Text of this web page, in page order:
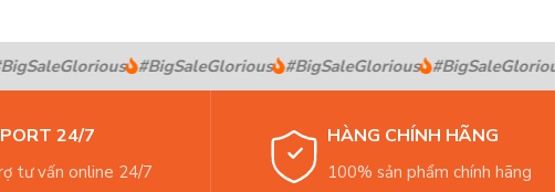
#BigSaleGlorious #BigSaleGlorious #BigSaleGlorious
24/7
tư vấn online 24/7
HÀNG CHÍNH HÃNG
100% sản phẩm chính hãng